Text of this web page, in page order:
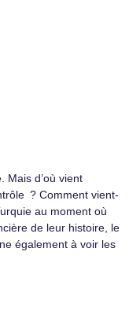
Mais d’où vient
? Comment vient-
au moment où
de leur histoire, le
également à voir les